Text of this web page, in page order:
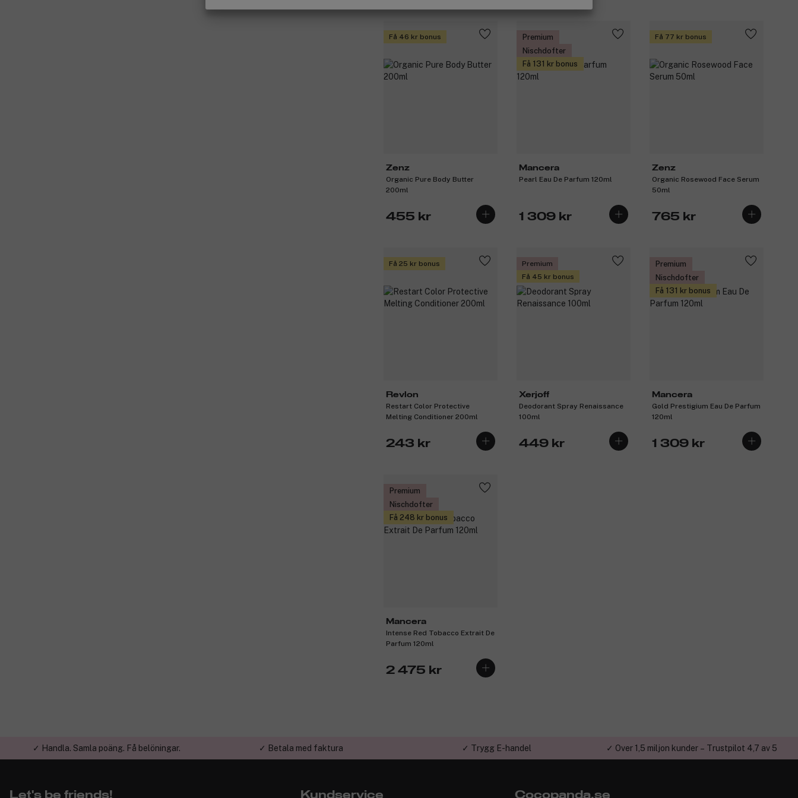
Få 46 kr bonus
Zenz
Organic Pure Body Butter
200ml
455 kr
Premium
Nischdofter
Få 131 kr bonus
Mancera
Pearl Eau De Parfum 120ml
1 309 kr
Få 77 kr bonus
Zenz
Organic Rosewood Face Serum
50ml
765 kr
Få 25 kr bonus
Revlon
Restart Color Protective
Melting Conditioner 200ml
243 kr
Premium
Få 45 kr bonus
Xerjoff
Deodorant Spray Renaissance
100ml
449 kr
Premium
Nischdofter
Få 131 kr bonus
Mancera
Gold Prestigium Eau De Parfum
120ml
1 309 kr
Premium
Nischdofter
Få 248 kr bonus
Mancera
Intense Red Tobacco Extrait De
Parfum 120ml
2 475 kr
✓ Handla. Samla poäng. Få belöningar. ✓ Betala med faktura ✓ Trygg E-handel ✓ Över 1,5 miljon kunder – Trustpilot 4,7 av 5
Let's be friends! Kundservice Cocopanda.se